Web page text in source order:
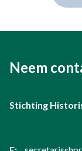
Neem
Stichting